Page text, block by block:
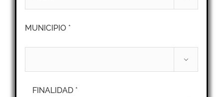
MUNICIPIO *

FINALIDAD *